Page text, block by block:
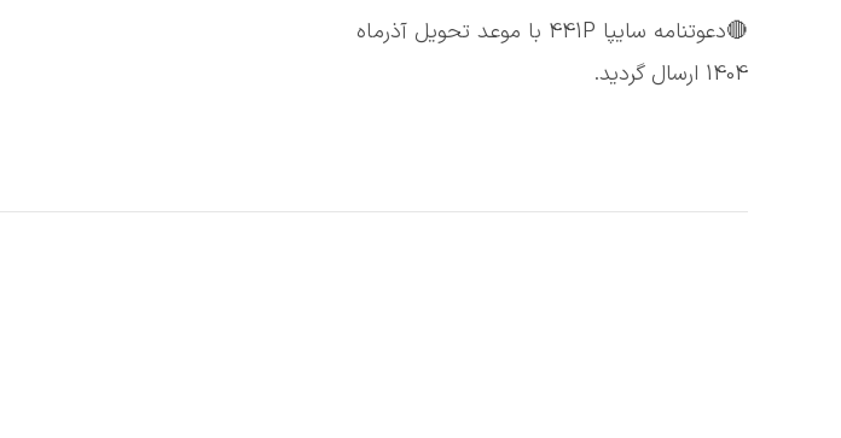
🔴دعوتنامه سایپا 441P با موعد تحویل آذرماه
1404 ارسال گردید.